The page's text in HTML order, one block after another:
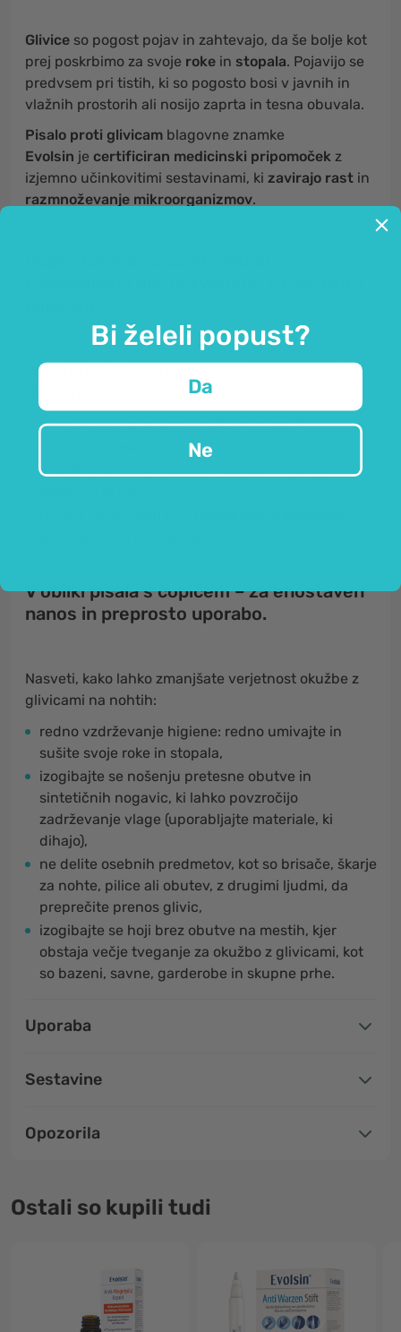
Glivice so pogost pojav in zahtevajo, da še bolje kot
prej poskrbimo za svoje roke in stopala. Pojavijo se
predvsem pri tistih, ki so pogosto bosi v javnih in
vlažnih prostorih ali nosijo zaprta in tesna obuvala.
Pisalo proti glivicam blagovne znamke
Evolsin je certificiran medicinski pripomoček z
izjemno učinkovitimi sestavinami, ki zavirajo rast in
razmnoževanje mikroorganizmov.
Pisalo proti glivicam na nohtih
primerno za uporabo narokahinnogah,
v obliki priročnegapisala s čopičem, zaradi
V obliki pisala s čopičem – za enostaven
nanos in preprosto uporabo.
Nasveti, kako lahko zmanjšate verjetnost okužbe z
glivicami na nohtih:
redno vzdrževanje higiene: redno umivajte in
sušite svoje roke in stopala,
izogibajte se nošenju pretesne obutve in
sintetičnih nogavic, ki lahko povzročijo
zadrževanje vlage (uporabljajte materiale, ki
dihajo),
ne delite osebnih predmetov, kot so brisače, škarje
za nohte, pilice ali obutev, z drugimi ljudmi, da
preprečite prenos glivic,
izogibajte se hoji brez obutve na mestih, kjer
obstaja večje tveganje za okužbo z glivicami, kot
so bazeni, savne, garderobe in skupne prhe.
Uporaba
Sestavine
Opozorila
Ostali so kupili tudi
Bi želeli popust?
Da
Ne